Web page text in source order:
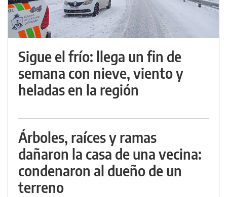
Sigue el frío: llega un fin de
semana con nieve, viento y
heladas en la región
Árboles, raíces y ramas
dañaron la casa de una vecina:
condenaron al dueño de un
terreno